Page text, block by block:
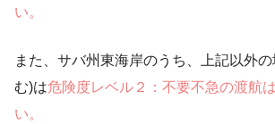
い。
また、サバ州東海岸のうち、上記以外
む)は危険度レベル２：不要不急の渡航
い。